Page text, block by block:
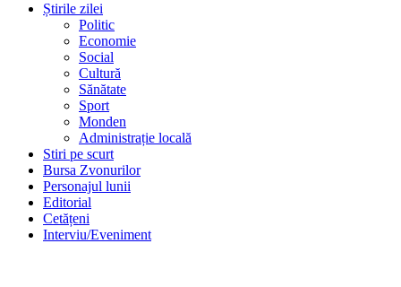
Știrile zilei
Politic
Economie
Social
Cultură
Sănătate
Sport
Monden
Administrație locală
Stiri pe scurt
Bursa Zvonurilor
Personajul lunii
Editorial
Cetățeni
Interviu/Eveniment